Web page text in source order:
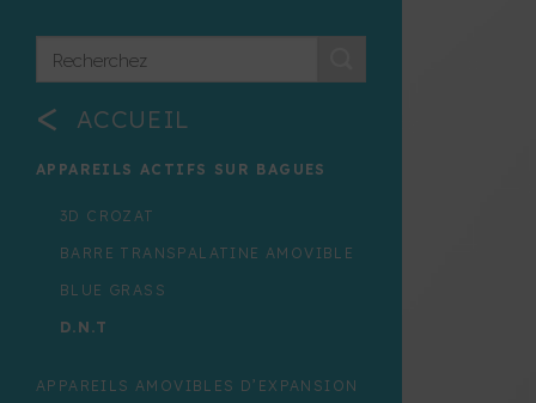
< ACCUEIL
APPAREILS ACTIFS SUR BAGUES
3D CROZAT
BARRE TRANSPALATINE AMOVIBLE
BLUE GRASS
D.N.T
APPAREILS AMOVIBLES D’EXPANSION